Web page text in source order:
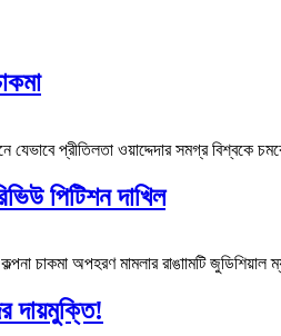
প্রীতিলতা ওয়াদ্দেদার সমগ্র বিশ্বকে
পিটিশন দাখিল
চাকমা অপহরণ মামলার রাঙাামটি
দায়মুক্তি!